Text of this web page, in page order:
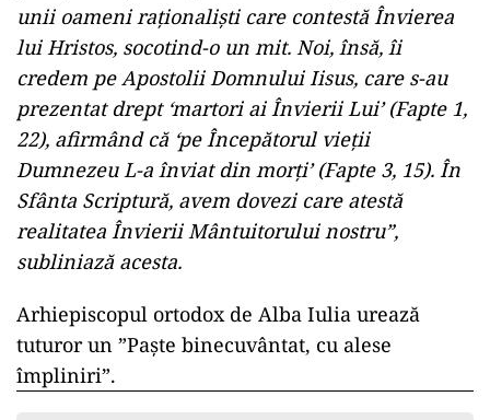
unii oameni raţionalişti care contestă Învierea
lui Hristos, socotind-o un mit. Noi, însă, îi
credem pe Apostolii Domnului Iisus, care s-au
prezentat drept ‘martori ai Învierii Lui’ (Fapte 1,
22), afirmând că ‘pe Începătorul vieţii
Dumnezeu L-a înviat din morţi’ (Fapte 3, 15). În
Sfânta Scriptură, avem dovezi care atestă
realitatea Învierii Mântuitorului nostru”,
subliniază acesta.
Arhiepiscopul ortodox de Alba Iulia urează
tuturor un ”Paşte binecuvântat, cu alese
împliniri”.